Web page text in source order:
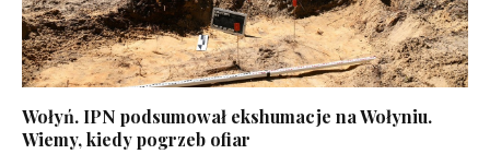
Wołyń. IPN podsumował ekshumacje na Wołyniu.
Wiemy, kiedy pogrzeb ofiar